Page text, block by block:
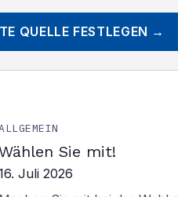
QUELLE FESTLEGEN →
Sie mit!
Juli 2026